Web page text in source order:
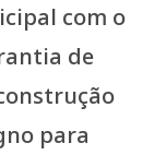
com o
de
para